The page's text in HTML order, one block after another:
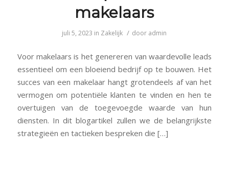
makelaars
juli 5, 2023 in Zakelijk / door admin
Voor makelaars is het genereren van waardevolle leads
essentieel om een bloeiend bedrijf op te bouwen. Het
succes van een makelaar hangt grotendeels af van het
vermogen om potentiële klanten te vinden en hen te
overtuigen van de toegevoegde waarde van hun
diensten. In dit blogartikel zullen we de belangrijkste
strategieën en tactieken bespreken die […]